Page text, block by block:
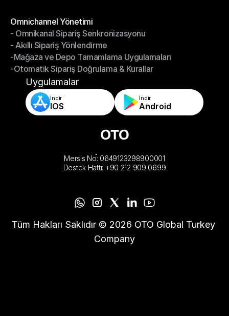
Omnichannel Yönetimi
Omnichannel Yönetimi
- Omnikanal Sipariş Senkronizasyonu
- Omnikanal Sipariş Senkronizasyonu
- Akıllı Sipariş Yönlendirme
- Akıllı Sipariş Yönlendirme
-Mağaza ve Depo Tamamlama Uygulamaları
-Mağaza ve Depo Tamamlama Uygulamaları
-Otomatik Sipariş Doğrulama & Kurallar
-Otomatik Sipariş Doğrulama & Kurallar
Uygulamalar
İndir
IOS
İndir
Android
Mersis No: 0649123298900001
Destek Hattı: +90 212 909 0699
Tüm Hakları Saklıdır © 2026 OTO Global Turkey
Company